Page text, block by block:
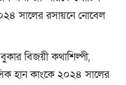
সালের রসায়নে নোবেল
বিজয়ী কথাশিল্পী,
হান কাংকে ২০২৪ সালের